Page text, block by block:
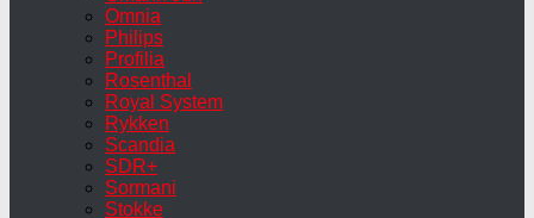
Omnia
Philips
Profilia
Rosenthal
Royal System
Rykken
Scandia
SDR+
Sormani
Stokke